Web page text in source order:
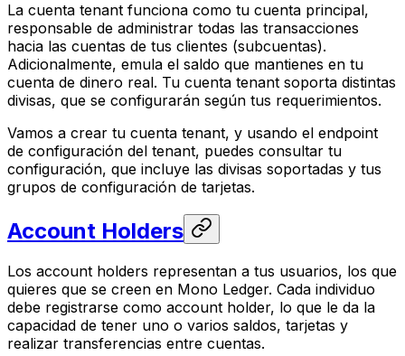
La cuenta tenant funciona como tu cuenta principal,
responsable de administrar todas las transacciones
hacia las cuentas de tus clientes (subcuentas).
Adicionalmente, emula el saldo que mantienes en tu
cuenta de dinero real. Tu cuenta tenant soporta distintas
divisas, que se configurarán según tus requerimientos.
Vamos a crear tu cuenta tenant, y usando el endpoint
de configuración del tenant, puedes consultar tu
configuración, que incluye las divisas soportadas y tus
grupos de configuración de tarjetas.
Account Holders
Los account holders representan a tus usuarios, los que
quieres que se creen en Mono Ledger. Cada individuo
debe registrarse como account holder, lo que le da la
capacidad de tener uno o varios saldos, tarjetas y
realizar transferencias entre cuentas.